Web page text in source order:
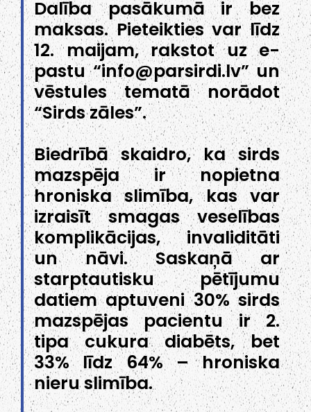
Dalība pasākumā ir bez
maksas. Pieteikties var līdz
12. maijam, rakstot uz e-
pastu “info@parsirdi.lv” un
vēstules tematā norādot
“Sirds zāles”.
Biedrībā skaidro, ka sirds
mazspēja ir nopietna
hroniska slimība, kas var
izraisīt smagas veselības
komplikācijas, invaliditāti
un nāvi. Saskaņā ar
starptautisku pētījumu
datiem aptuveni 30% sirds
mazspējas pacientu ir 2.
tipa cukura diabēts, bet
33% līdz 64% – hroniska
nieru slimība.